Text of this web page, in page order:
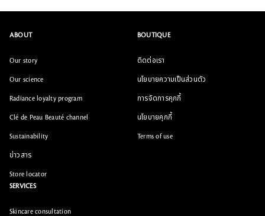
ABOUT
Our story
Our science
Radiance loyalty program
Clé de Peau Beauté channel
Sustainability
ข่าวสาร
Store locator
BOUTIQUE
ติดต่อเรา
นโยบายความเป็นส่วนตัว
การจัดการคุกกี้
นโยบายคุกกี้
Terms of use
SERVICES
Skincare consultation